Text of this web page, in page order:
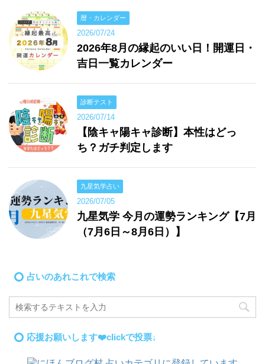
暦・カレンダー
2026/07/24
2026年8月の縁起のいい日！開運日・
吉日一覧カレンダー
診断テスト
2026/07/14
【陰キャ陽キャ診断】本性はどっ
ち？ガチ判定します
九星気学占い
2026/07/05
九星気学 今月の運勢ランキング【7月
（7月6日～8月6日）】
占いのあれこれで検索
応援お願いします❤️clickで投票↓